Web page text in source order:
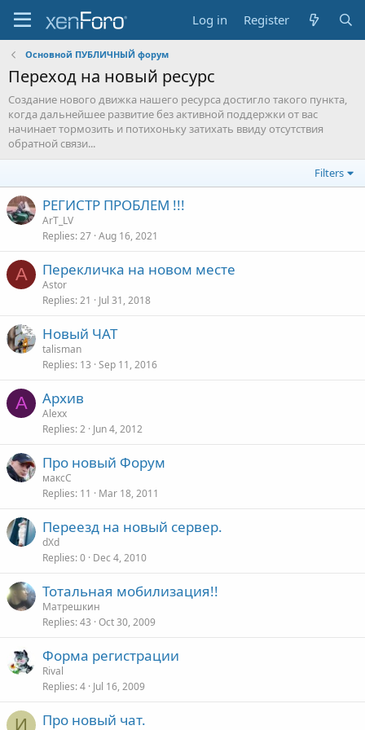
Log in Register
Основной ПУБЛИЧНЫЙ форум
Переход на новый ресурс
Создание нового движка нашего ресурса достигло такого пункта,
когда дальнейшее развитие без активной поддержки от вас
начинает тормозить и потихоньку затихать ввиду отсутствия
обратной связи...
Filters
РЕГИСТР ПРОБЛЕМ !!!
ArT_LV
Replies 27 Aug 16, 2021
A Перекличка на новом месте
Astor
Replies 21 Jul 31, 2018
Новый ЧАТ
talisman
Replies 13 Sep 11, 2016
A Архив
Alexx
Replies 2 Jun 4, 2012
Про новый Форум
максС
Replies 11 Mar 18, 2011
Переезд на новый сервер.
dXd
Replies 0 Dec 4, 2010
Тотальная мобилизация!!
Матрешкин
Replies 43 Oct 30, 2009
Форма регистрации
Rival
Replies 4 Jul 16, 2009
И Про новый чат.